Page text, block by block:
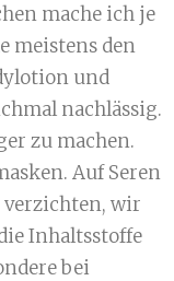
mache ich je
meistens den
und
nachlässig.
zu machen.
Auf Seren
wir
Inhaltsstoffe
bei